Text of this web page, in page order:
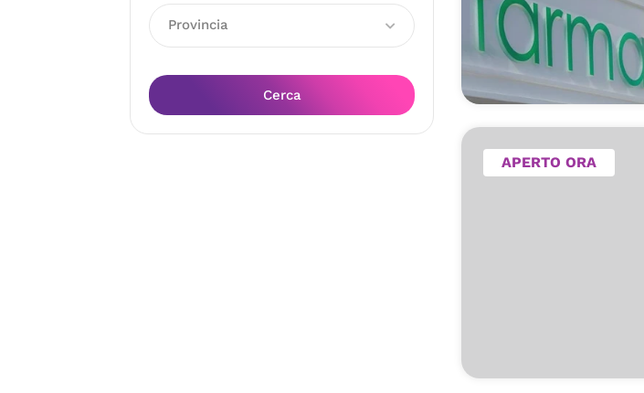
Provincia
Cerca
APERTO ORA